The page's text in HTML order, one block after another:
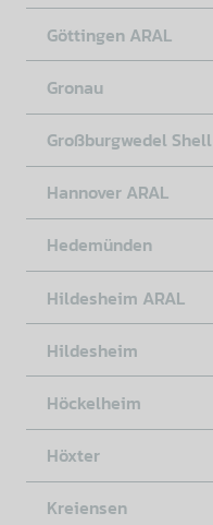
Göttingen ARAL
Gronau
Großburgwedel Shell
Hannover ARAL
Hedemünden
Hildesheim ARAL
Hildesheim
Höckelheim
Höxter
Kreiensen